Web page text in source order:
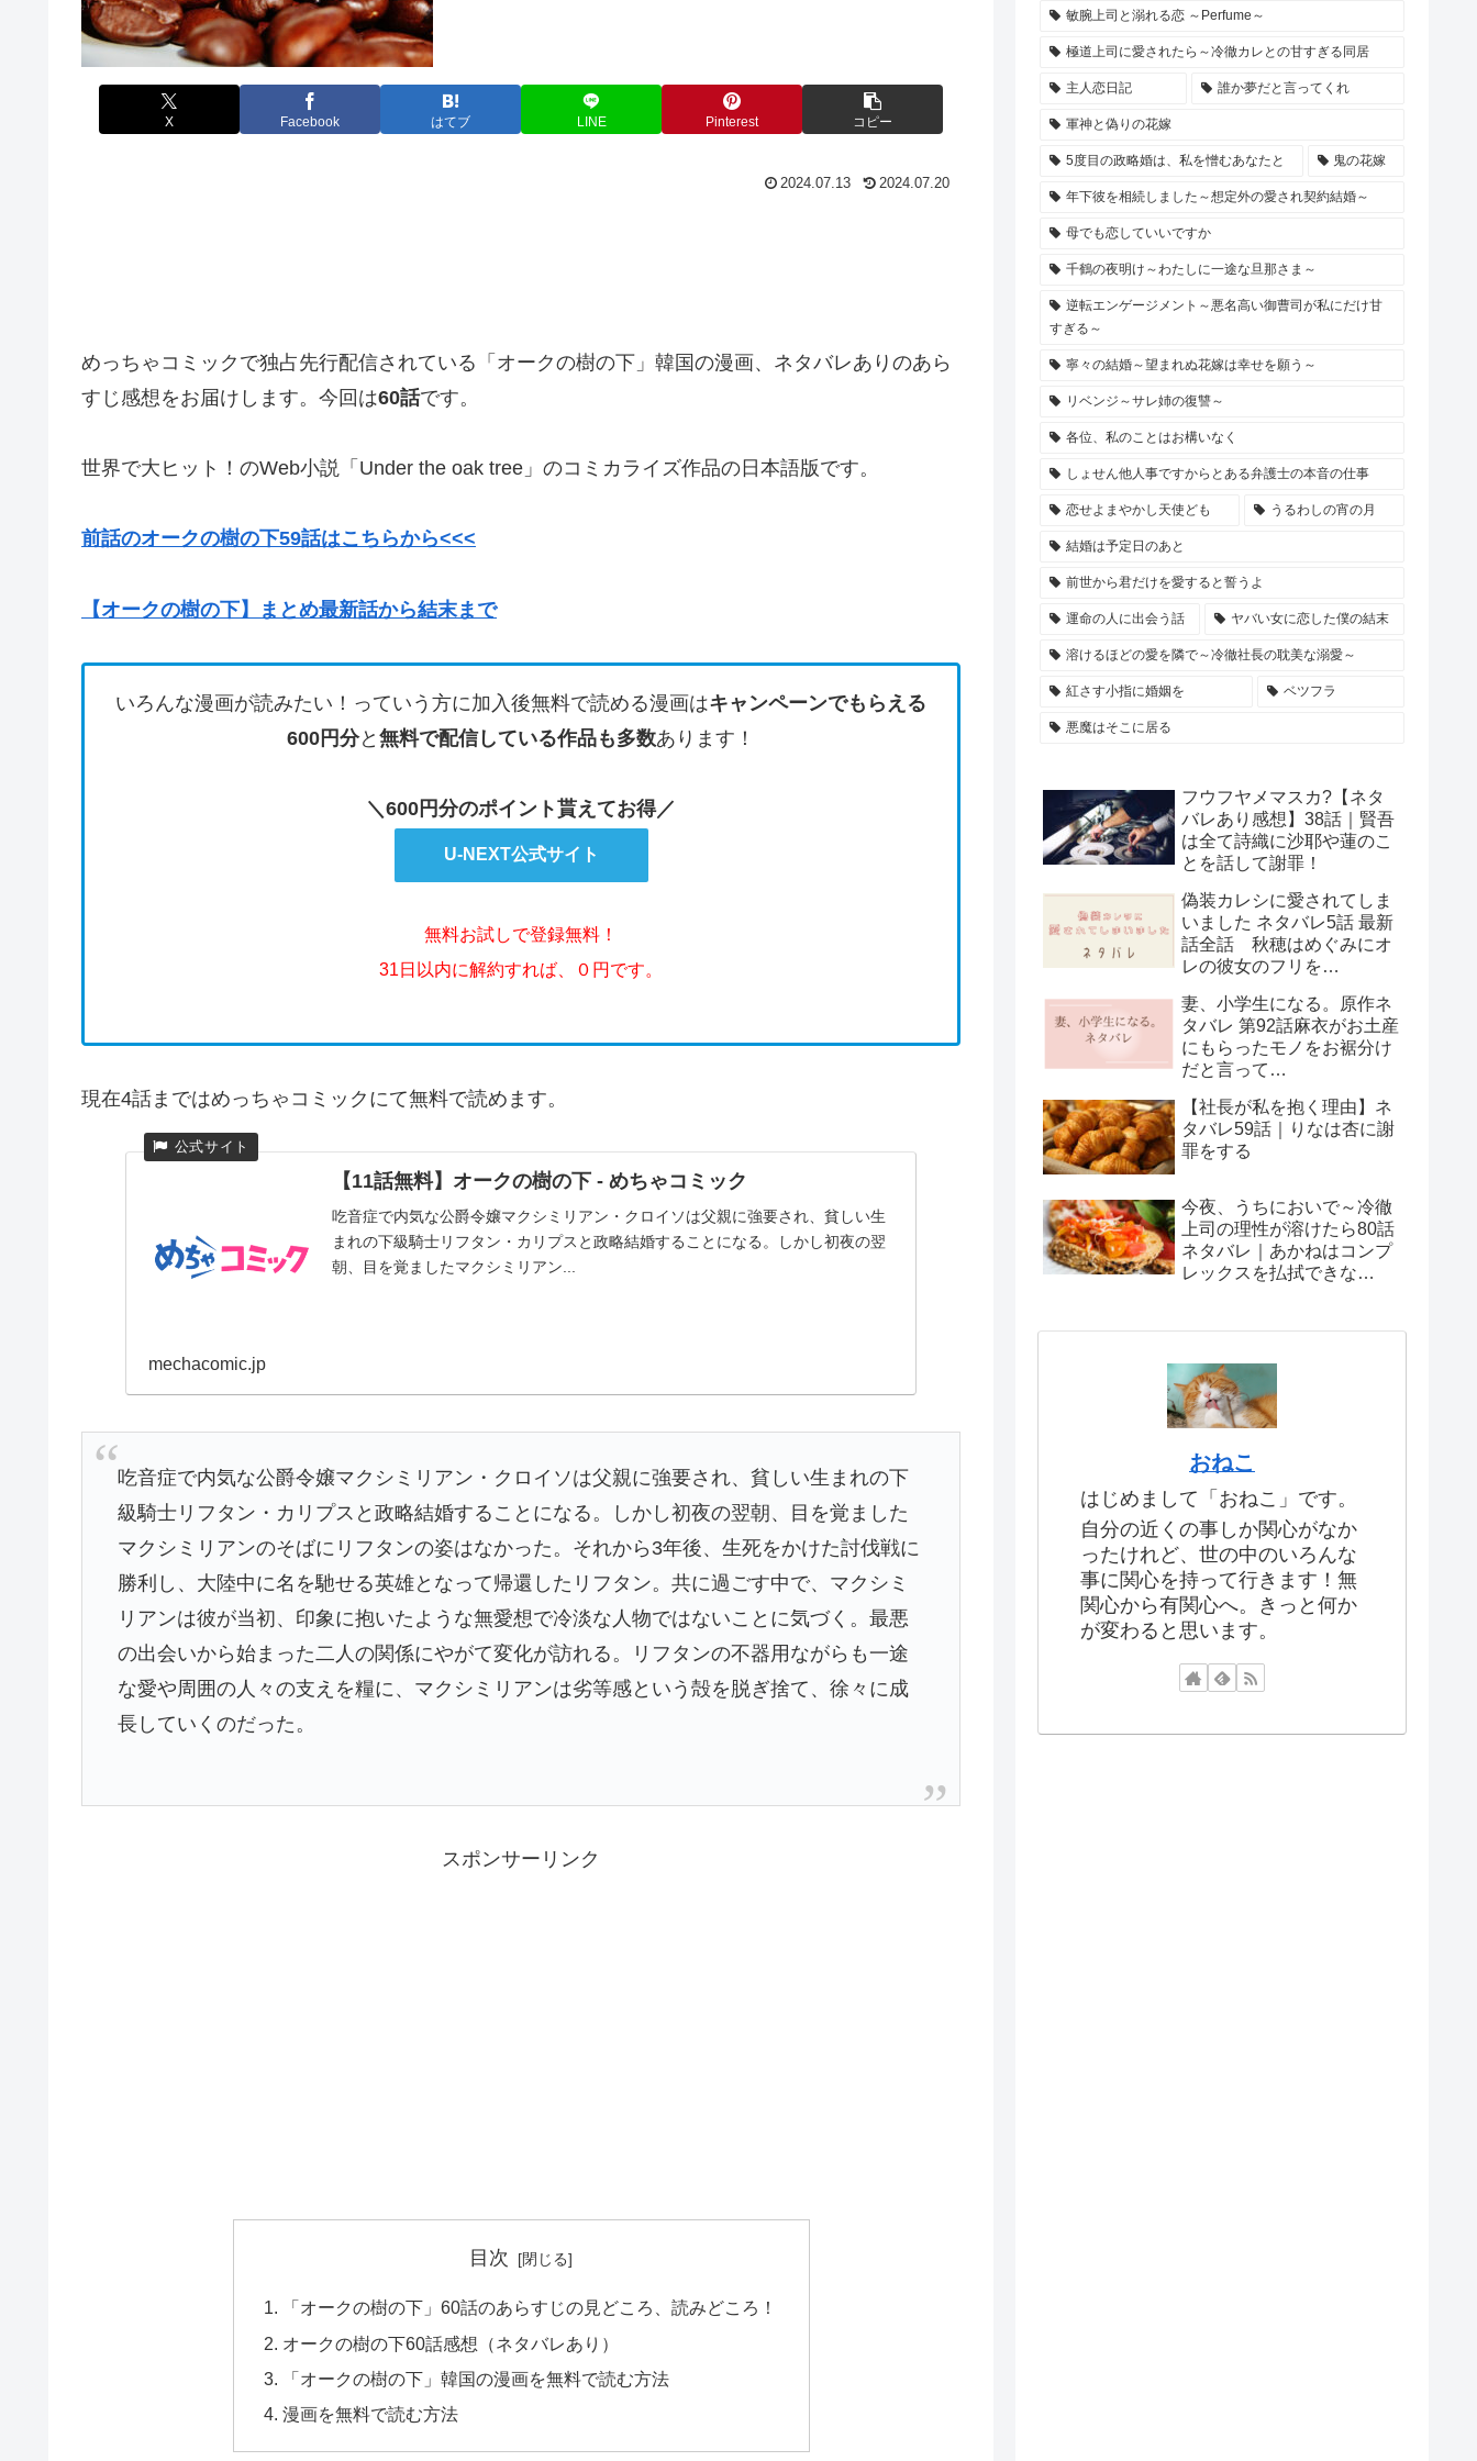
X Facebook はてブ LINE Pinterest コピー
2024.07.13 2024.07.20
めっちゃコミックで独占先行配信されている「オークの樹の下」韓国の漫画、ネタバレありのあら
すじ感想をお届けします。今回は60話です。
世界で大ヒット！のWeb小説「Under the oak tree」のコミカライズ作品の日本語版です。
前話のオークの樹の下59話はこちらから<<<
【オークの樹の下】まとめ最新話から結末まで
いろんな漫画が読みたい！っていう方に加入後無料で読める漫画はキャンペーンでもらえる
600円分と 無料で配信している作品も多数あります！
＼600円分のポイント貰えてお得／
U-NEXT公式サイト
無料お試しで登録無料！
31日以内に解約すれば、０円です。
現在4話まではめっちゃコミックにて無料で読めます。
【11話無料】オークの樹の下 - めちゃコミック
吃音症で内気な公爵令嬢マクシミリアン・クロイソは父親に強要され、貧しい生
まれの下級騎士リフタン・カリプスと政略結婚することになる。しかし初夜の翌
朝、目を覚ましたマクシミリアン...
mechacomic.jp
吃音症で内気な公爵令嬢マクシミリアン・クロイソは父親に強要され、貧しい生まれの下
級騎士リフタン・カリプスと政略結婚することになる。しかし初夜の翌朝、目を覚ました
マクシミリアンのそばにリフタンの姿はなかった。それから3年後、生死をかけた討伐戦に
勝利し、大陸中に名を馳せる英雄となって帰還したリフタン。共に過ごす中で、マクシミ
リアンは彼が当初、印象に抱いたような無愛想で冷淡な人物ではないことに気づく。最悪
の出会いから始まった二人の関係にやがて変化が訪れる。リフタンの不器用ながらも一途
な愛や周囲の人々の支えを糧に、マクシミリアンは劣等感という殻を脱ぎ捨て、徐々に成
長していくのだった。
スポンサーリンク
目次
「オークの樹の下」60話のあらすじの見どころ、読みどころ！
オークの樹の下60話感想（ネタバレあり）
「オークの樹の下」韓国の漫画を無料で読む方法
漫画を無料で読む方法
敏腕上司と溺れる恋 ～Perfume～
極道上司に愛されたら～冷徹カレとの甘すぎる同居
主人恋日記 誰か夢だと言ってくれ
軍神と偽りの花嫁
5度目の政略婚は、私を憎むあなたと 鬼の花嫁
年下彼を相続しました～想定外の愛され契約結婚～
母でも恋していいですか
千鶴の夜明け～わたしに一途な旦那さま～
逆転エンゲージメント～悪名高い御曹司が私にだけ甘
すぎる～
寧々の結婚～望まれぬ花嫁は幸せを願う～
リベンジ～サレ姉の復讐～
各位、私のことはお構いなく
しょせん他人事ですからとある弁護士の本音の仕事
恋せよまやかし天使ども うるわしの宵の月
結婚は予定日のあと
前世から君だけを愛すると誓うよ
運命の人に出会う話 ヤバい女に恋した僕の結末
溶けるほどの愛を隣で～冷徹社長の耽美な溺愛～
紅さす小指に婚姻を ベツフラ
悪魔はそこに居る
フウフヤメマスカ?【ネタ
バレあり感想】38話｜賢吾
は全て詩織に沙耶や蓮のこ
とを話して謝罪！
偽装カレシに愛されてしま
いました ネタバレ5話 最新
話全話 秋穂はめぐみにオ
レの彼女のフリを…
妻、小学生になる。原作ネ
タバレ 第92話麻衣がお土産
にもらったモノをお裾分け
だと言って…
【社長が私を抱く理由】ネ
タバレ59話｜りなは杏に謝
罪をする
今夜、うちにおいで～冷徹
上司の理性が溶けたら80話
ネタバレ｜あかねはコンプ
レックスを払拭できな
おねこ
はじめまして「おねこ」です。
自分の近くの事しか関心がなか
ったけれど、世の中のいろんな
事に関心を持って行きます！無
関心から有関心へ。きっと何か
が変わると思います。